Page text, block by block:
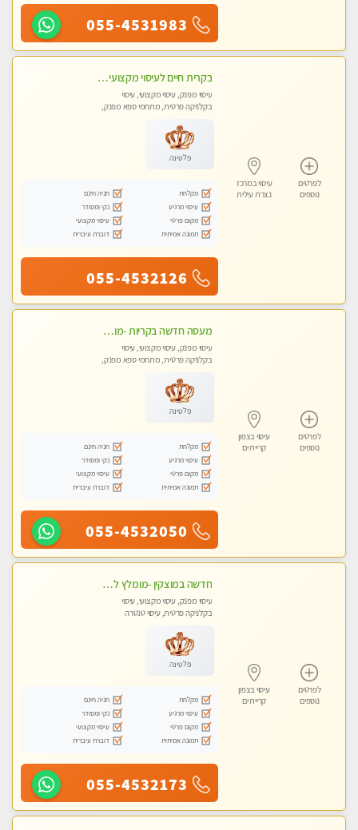
055-4531983
לפרטים
נוספים
עיסוי במרכז
נצרת עילית
בקרית חיים לעיסוי מקצועי ואיכותי מומלץ
עיסוי מפנק, עיסוי מקצועי, עיסוי
בקלניקה פרטית, מתחמי ספא מפנק,
פלטינה
מקלחת
חניה חינם
עיסוי מרגיע
נקי ומסודר
מקום פרטי
עיסוי מקצועי
תמונה אמיתית
דוברת עיברית
055-4532126
לפרטים
נוספים
עיסוי בצפון
קריית ים
מעסה חדשה בקריות -מומלץ לחלוטין!!!! כל סוגי העיסויים מעסה מקצועית ואיכותית פרטי!!!
עיסוי מפנק, עיסוי מקצועי, עיסוי
בקלניקה פרטית, מתחמי ספא מפנק,
פלטינה
מקלחת
חניה חינם
עיסוי מרגיע
נקי ומסודר
מקום פרטי
עיסוי מקצועי
תמונה אמיתית
דוברת עיברית
055-4532050
לפרטים
נוספים
עיסוי בצפון
קריית ים
חדשה במוצקין -מומלץ לחלוטין! כל סוגי העיסויים מעסה מקצועית ואיכותית פרטי!!!
עיסוי מפנק, עיסוי מקצועי, עיסוי
בקלניקה פרטית, עיסוי טנטרה
פלטינה
מקלחת
חניה חינם
עיסוי מרגיע
נקי ומסודר
מקום פרטי
עיסוי מקצועי
תמונה אמיתית
דוברת עיברית
055-4532173